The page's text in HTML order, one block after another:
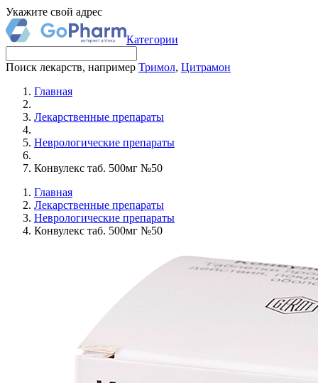
Укажите свой адрес
Категории
Поиск лекарств, например Тримол, Цитрамон
Главная
Лекарственные препараты
Неврологические препараты
Конвулекс таб. 500мг №50
Главная
Лекарственные препараты
Неврологические препараты
Конвулекс таб. 500мг №50